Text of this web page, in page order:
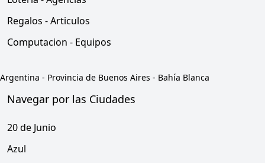
Regalos - Articulos
Computacion - Equipos
Argentina - Provincia de Buenos Aires - Bahía Blanca
Navegar por las Ciudades
20 de Junio
Azul